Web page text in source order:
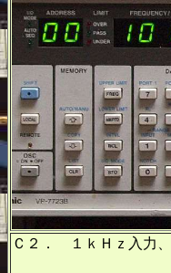
Ｃ２． １ｋＨｚ入力
Ｌ側ＳＰ出力